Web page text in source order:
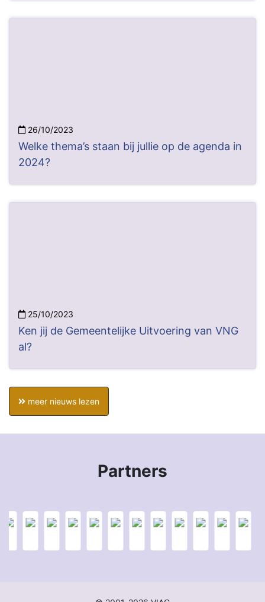
26/10/2023
Welke thema’s staan bij jullie op de agenda in
2024?
25/10/2023
Ken jij de Gemeentelijke Uitvoering van VNG
al?
meer nieuws lezen
Partners